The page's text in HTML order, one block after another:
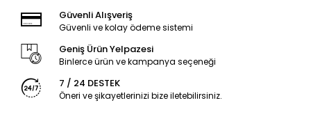
Güvenli Alışveriş
Güvenli ve kolay ödeme sistemi
Geniş Ürün Yelpazesi
Binlerce ürün ve kampanya seçeneği
7 / 24 DESTEK
Öneri ve şikayetlerinizi bize iletebilirsiniz.